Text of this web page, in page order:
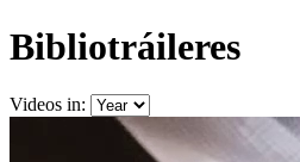
Bibliotráileres
Videos in: